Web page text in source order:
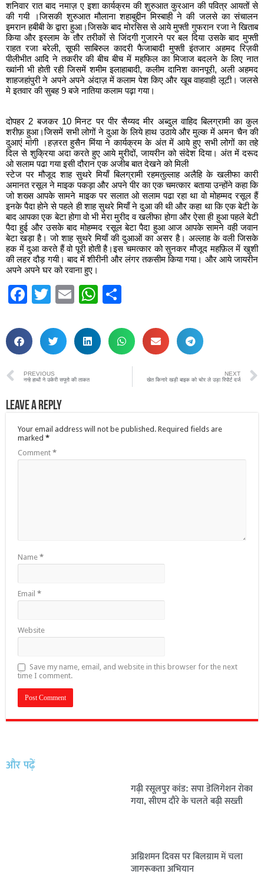
शनिवार रात बाद नमाज़ ए इशा कार्यक्रम की शुरुआत कुरआन की पवित्र आयतों से
की गयी ।जिसकी शुरुआत मौलाना शहाबुद्दीन मिस्बाही ने की जलसे का संचालन
इमरान हबीबी के द्वारा हुआ।जिसके बाद मोरसिस से आये मुफ्ती गुफरान रजा ने खिताब
किया और इस्लाम के तौर तरीकों से जिंदगी गुजारने पर बल दिया उसके बाद मुफ्ती
राहत रजा बरेली, सूफी साबिरुल कादरी फैजाबादी मुफ्ती इंतजार अहमद रिज़वी
पीलीभीत आदि ने तकरीर की बीच बीच में महफिल का मिजाज बदलने के लिए नात
ख्वांनी भी होती रही जिसमें शमीम इलाहाबादी, कलीम दानिश कानपूरी, अली अहमद
शाहजहांपुरी ने अपने अपने अंदाज़ में कलाम पेश किए और खूब वाहवाही लूटी। जलसे
मे इतवार की सुबह 9 बजे नातिया कलाम पढ़ा गया।
दोपहर 2 बजकर 10 मिनट पर पीर सैय्यद मीर अब्दुल वाहिद बिलग्रामी का कुल
शरीफ़ हुआ।जिसमें सभी लोगों ने दुआ के लिये हाथ उठाये और मुल्क में अमन चैन की
दुआएं मांगी ।हज़रत हुसैन मिंया ने कार्यक्रम के अंत में आये हुए सभी लोगों का तहे
दिल से शुक्रिया अदा करते हुए आये मुरीदों, जायरीन को संदेश दिया। अंत में दरूद
ओ सलाम पढा गया इसी दौरान एक अजीब बात देखने को मिली
स्टेज पर मौजूद शाह सुथरे मियाँ बिलग्रामी रहमतुल्लाह अलैहि के खलीफा कारी
अमानत रसूल ने माइक पकड़ा और अपने पीर का एक चमत्कार बताया उन्होंने कहा कि
जो शख्स आपके सामने माइक पर सलात ओ सलाम पढा रहा था वो मोहम्मद रसूल हैं
इनके पैदा होने से पहले ही शाह सुथरे मियाँ ने दुआ की थी और कहा था कि एक बेटी के
बाद आपका एक बेटा होगा वो भी मेरा मुरीद व खलीफा होगा और ऐसा ही हुआ पहले बेटी
पैदा हुई और उसके बाद मोहम्मद रसूल बेटा पैदा हुआ आज आपके सामने वही जवान
बेटा खड़ा है। जो शाह सुथरे मियाँ की दुआओं का असर है। अल्लाह के वली जिसके
हक में दुआ करते हैं वो पूरी होती है।इस चमत्कार को सुनकर मौजूद महफ़िल में खुशी
की लहर दौड़ गयी। बाद में शीरीनी और लंगर तकसीम किया गया। और आये जायरीन
अपने अपने घर को रवाना हुए।
Facebook
Twitter
EmailWhatsApp
PREVIOUS
नन्हे हाथों ने उकेरी सपूतो की ताकत
NEXT
खेत किनारे खड़ी बाइक को चोर ले उड़ा रिपोर्ट दर्ज
Leave a Reply
Your email address will not be published. Required fields are
marked *
Comment *
Name *
Email *
Website
Save my name, email, and website in this browser for the next
time I comment.
और पढ़ें
गढ़ी रसूलपुर कांड: सपा डेलिगेशन रोका
गया, सीएम दौरे के चलते बढ़ी सख्ती
अग्निशमन दिवस पर बिलग्राम में चला
जागरूकता अभियान